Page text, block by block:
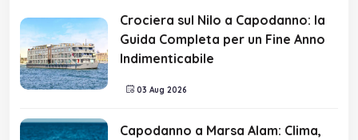
Crociera sul Nilo a Capodanno: la
Guida Completa per un Fine Anno
Indimenticabile
03 Aug 2026
Capodanno a Marsa Alam: Clima,